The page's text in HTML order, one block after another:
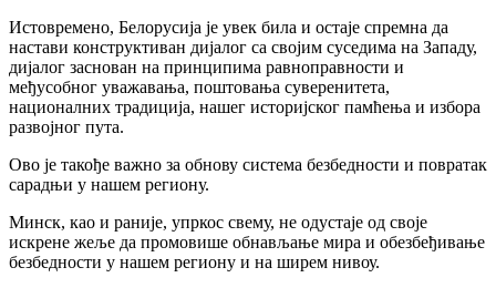
Истовремено, Белорусија је увек била и остаје спремна да
настави конструктиван дијалог са својим суседима на Западу,
дијалог заснован на принципима равноправности и
међусобног уважавања, поштовања суверенитета,
националних традиција, нашег историјског памћења и избора
развојног пута.
Ово је такође важно за обнову система безбедности и повратак
сарадњи у нашем региону.
Минск, као и раније, упркос свему, не одустаје од своје
искрене жеље да промовише обнављање мира и обезбеђивање
безбедности у нашем региону и на ширем нивоу.